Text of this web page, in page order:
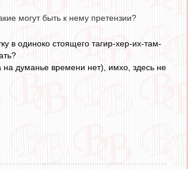
могут быть к нему претензии?
в одиноко стоящего тагир-хер-их-там-
на думанье времени нет), имхо, здесь не